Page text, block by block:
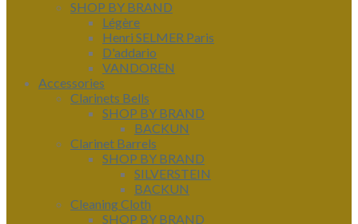
SHOP BY BRAND
Légère
Henri SELMER Paris
D'addario
VANDOREN
Accessories
Clarinets Bells
SHOP BY BRAND
BACKUN
Clarinet Barrels
SHOP BY BRAND
SILVERSTEIN
BACKUN
Cleaning Cloth
SHOP BY BRAND